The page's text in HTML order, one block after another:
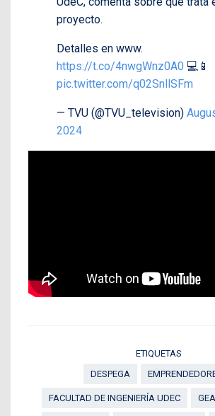
proyecto.
Detalles en www.
https://t.co/4nwgWnz0A0 💻📱
pic.twitter.com/q02SnllSFm
— TVU (@TVU_television)
2024
ETIQUETAS
DESPEGA
FACULTAD DE INGENIERÍA UDEC